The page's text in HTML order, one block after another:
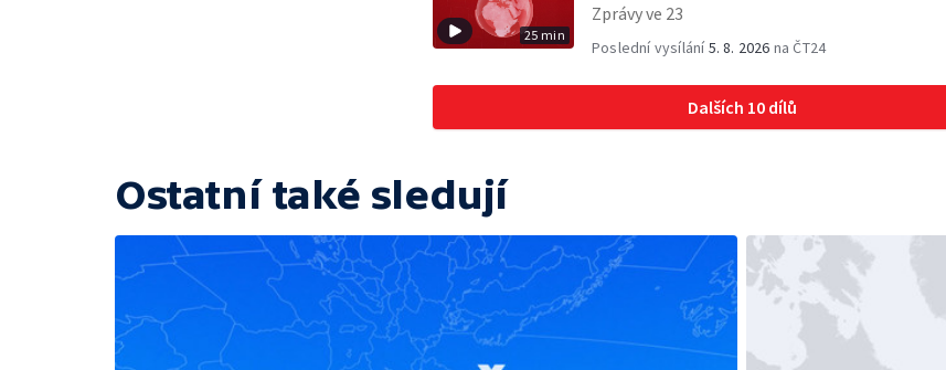
25 min
Zprávy ve 23
Poslední vysílání5. 8. 2026 na ČT24
Dalších 10 dílů
Ostatní také sledují